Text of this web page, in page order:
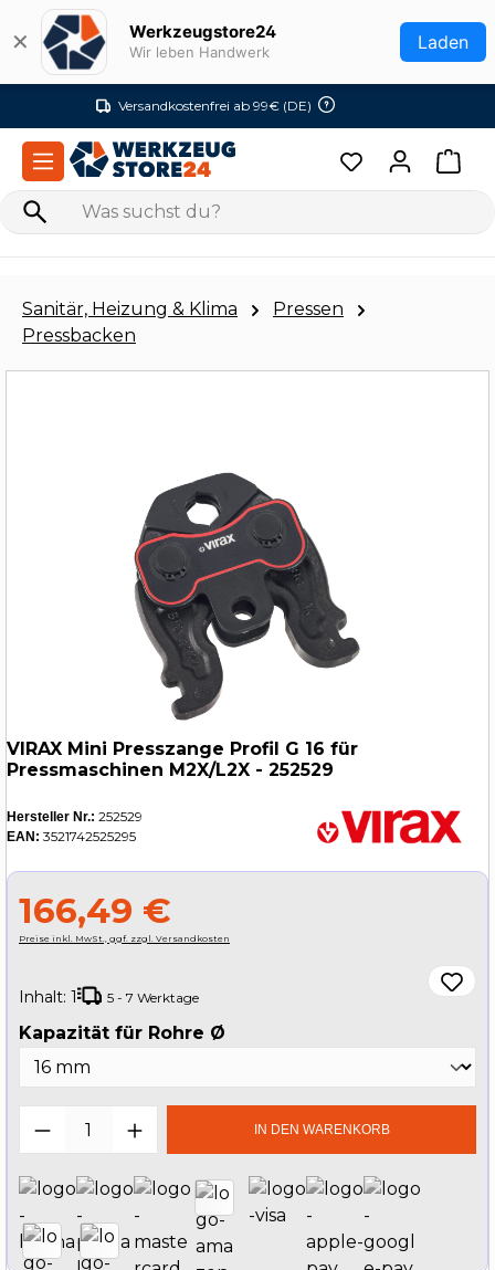
Zum Hauptinhalt springen
✕ Werkzeugstore24
Wir leben Handwerk Laden
Versandkostenfrei ab 99€ (DE)
Sanitär, Heizung & Klima
Pressen
Pressbacken
VIRAX Mini Presszange Profil G 16 für
Pressmaschinen M2X/L2X - 252529
Hersteller Nr.: 252529
EAN: 3521742525295
166,49 €
Preise inkl. MwSt., ggf. zzgl. Versandkosten
Inhalt: 1 5 - 7 Werktage
Kapazität für Rohre Ø
Produkt Anzahl: Gib denIN DEN WARENKORB